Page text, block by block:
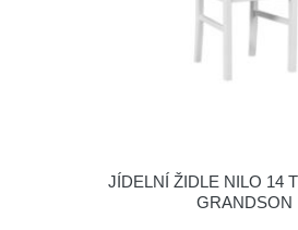
JÍDELNÍ ŽIDLE NILO 14
GRANDSON